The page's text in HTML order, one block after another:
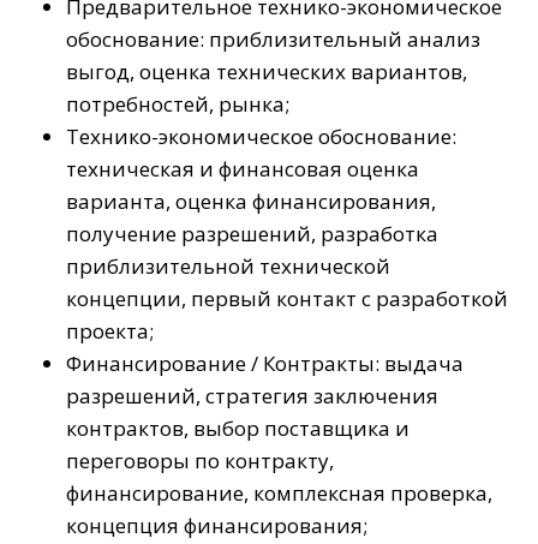
Предварительное технико-экономическое
обоснование: приблизительный анализ
выгод, оценка технических вариантов,
потребностей, рынка;
Технико-экономическое обоснование:
техническая и финансовая оценка
варианта, оценка финансирования,
получение разрешений, разработка
приблизительной технической
концепции, первый контакт с разработкой
проекта;
Финансирование / Контракты: выдача
разрешений, стратегия заключения
контрактов, выбор поставщика и
переговоры по контракту,
финансирование, комплексная проверка,
концепция финансирования;